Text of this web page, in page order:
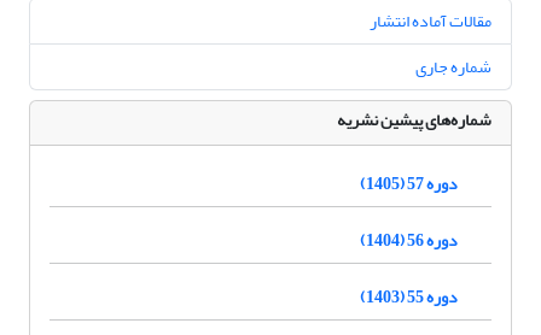
مقالات آماده انتشار
شماره جاری
شماره‌های پیشین نشریه
دوره 57 (1405)
دوره 56 (1404)
دوره 55 (1403)